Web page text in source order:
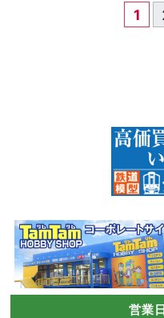
1
営業